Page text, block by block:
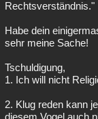
Rechtsverständnis."
Habe dein
sehr meine Sache!
Tschuldigung,
1. Ich will nicht
2. Klug reden kann
diesem Vogel auch